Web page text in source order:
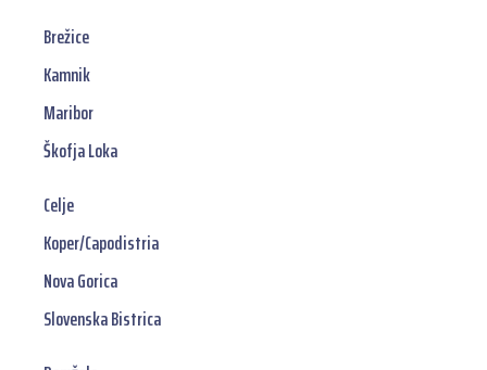
Brežice
Kamnik
Maribor
Škofja Loka
Celje
Koper/Capodistria
Nova Gorica
Slovenska Bistrica